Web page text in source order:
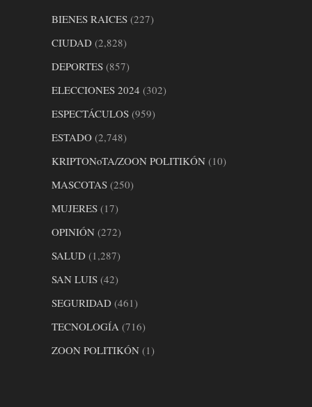
BIENES RAICES (227)
CIUDAD (2,828)
DEPORTES (857)
ELECCIONES 2024 (302)
ESPECTÁCULOS (959)
ESTADO (2,748)
KRIPTONoTA/ZOON POLITIKÓN (10)
MASCOTAS (250)
MUJERES (17)
OPINIÓN (272)
SALUD (1,287)
SAN LUIS (42)
SEGURIDAD (461)
TECNOLOGÍA (716)
ZOON POLITIKÓN (1)